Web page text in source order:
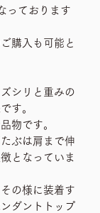
っております
購入も可能と
シリと重みの
す。
物です。
ぶは肩まで伸
となっていま
の様に装着す
ダントトップ